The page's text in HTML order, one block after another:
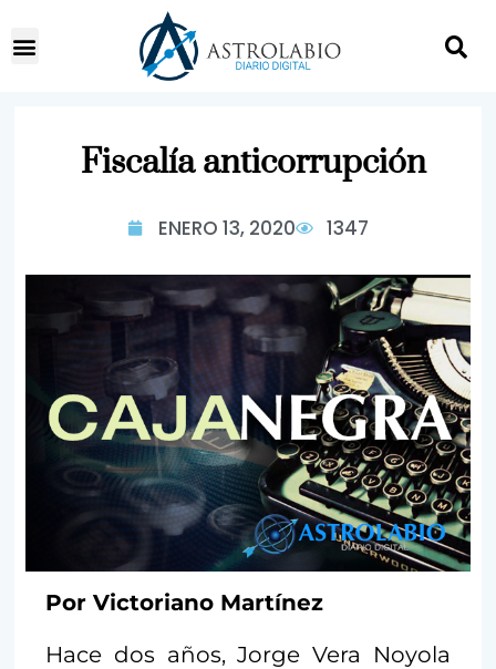
Fiscalía anticorrupción
ENERO 13, 2020 1347
Por Victoriano Martínez
Hace dos años, Jorge Vera Noyola